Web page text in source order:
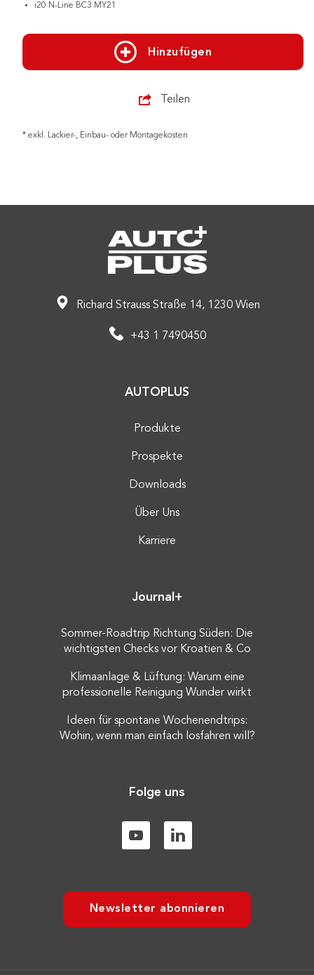
i20 N-Line BC3 MY21
Hinzufügen
Teilen
* exkl. Lackier-, Einbau- oder Montagekosten
Richard Strauss Straße 14, 1230 Wien
+43 1 7490450
AUTOPLUS
Produkte
Prospekte
Downloads
Über Uns
Karriere
Journal+
Sommer-Roadtrip Richtung Süden: Die
wichtigsten Checks vor Kroatien & Co
Klimaanlage & Lüftung: Warum eine
professionelle Reinigung Wunder wirkt
Ideen für spontane Wochenendtrips:
Wohin, wenn man einfach losfahren will?
Folge uns
Newsletter abonnieren